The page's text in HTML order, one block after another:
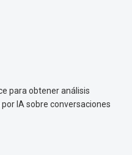
para obtener análisis
IA sobre conversaciones